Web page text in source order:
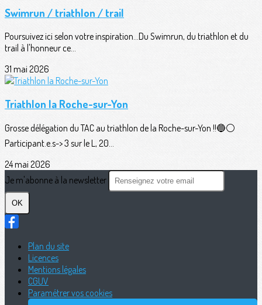
Swimrun / triathlon / trail
Poursuivez ici selon votre inspiration...Du Swimrun, du triathlon et du
trail à l'honneur ce...
31 mai 2026
Triathlon la Roche-sur-Yon
Grosse délégation du TAC au triathlon de la Roche-sur-Yon !!🔵⚪️
Participant.e.s-> 3 sur le L, 20...
24 mai 2026
Je m'abonne à la newsletter
OK
Plan du site
Licences
Mentions légales
CGUV
Paramétrer vos cookies